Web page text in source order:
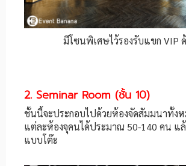
มีโซนพิเศษไว้รองรับแขก VIP
2. Seminar Room (ชั้น 10)
ชั้นนี้จะประกอบไปด้วยห้องจัดสัมมนาทั้ง
แต่ละห้องจุคนได้ประมาณ 50-140 คน แ
แบบโต๊ะ